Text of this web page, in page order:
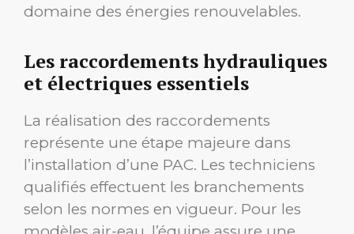
domaine des énergies renouvelables.
Les raccordements hydrauliques
et électriques essentiels
La réalisation des raccordements
représente une étape majeure dans
l’installation d’une PAC. Les techniciens
qualifiés effectuent les branchements
selon les normes en vigueur. Pour les